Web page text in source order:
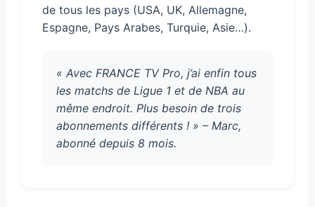
de tous les pays (USA, UK, Allemagne,
Espagne, Pays Arabes, Turquie, Asie…).
« Avec FRANCE TV Pro, j’ai enfin tous
les matchs de Ligue 1 et de NBA au
même endroit. Plus besoin de trois
abonnements différents ! » – Marc,
abonné depuis 8 mois.